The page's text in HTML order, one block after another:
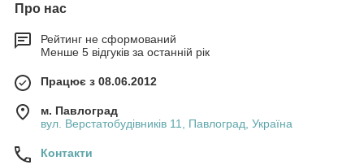
Про нас
Рейтинг не сформований
Менше 5 відгуків за останній рік
Працює з 08.06.2012
м. Павлоград
вул. Верстатобудівників 11, Павлоград, Україна
Контакти